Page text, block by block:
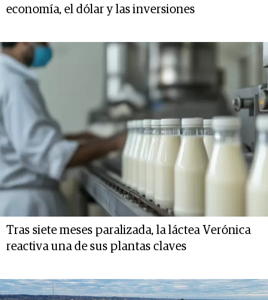
economía, el dólar y las inversiones
Tras siete meses paralizada, la láctea Verónica
reactiva una de sus plantas claves